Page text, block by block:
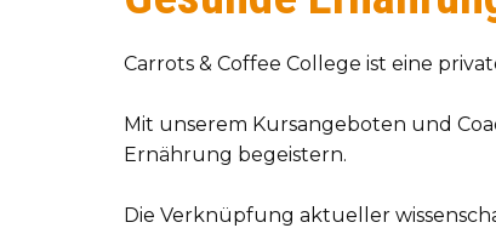
Carrots & Coffee College ist eine
Mit unserem Kursangeboten und
Ernährung begeistern.
Die Verknüpfung aktueller